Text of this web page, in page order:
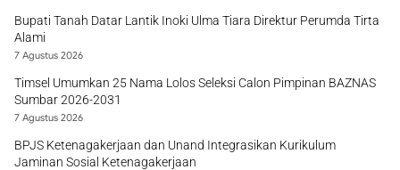
Bupati Tanah Datar Lantik Inoki Ulma Tiara Direktur Perumda Tirta
Alami
7 Agustus 2026
Timsel Umumkan 25 Nama Lolos Seleksi Calon Pimpinan BAZNAS
Sumbar 2026-2031
7 Agustus 2026
BPJS Ketenagakerjaan dan Unand Integrasikan Kurikulum
Jaminan Sosial Ketenagakerjaan